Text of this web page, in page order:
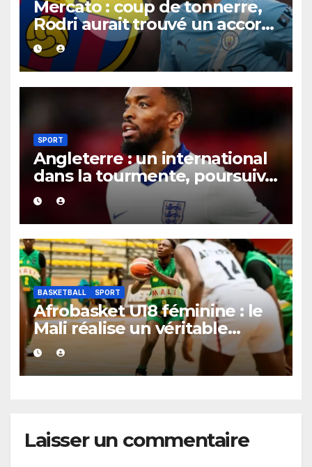
Mercato : coup de tonnerre,
Rodri aurait trouvé un accord
XXL avec le Barça pour un
contrat jusqu’en 2030.
SPORT
Angleterre : un international
dans la tourmente, poursuivi
après une présumée
agression survenue en boîte
de nuit.
BASKETBALL SPORT
Afrobasket U18 féminine : le
Mali réalise un véritable
festival offensif et inflige une
lourde défaite au Bénin.
Laisser un commentaire